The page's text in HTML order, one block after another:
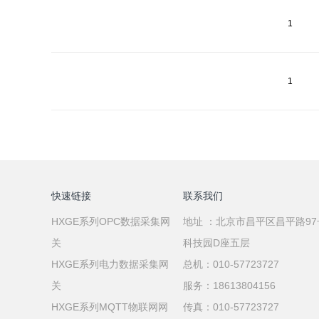
1
1
快速链接
HXGE系列OPC数据采集网
关
HXGE系列电力数据采集网
关
HXGE系列MQTT物联网网
联系我们
地址 ：北京市昌平区昌平路97
科技园D座五层
总机：010-57723727
服务：18613804156
传真：010-57723727